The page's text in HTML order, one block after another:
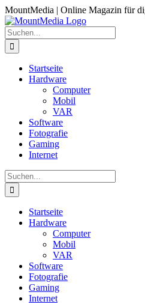
Zum
Inhalt
springen
MountMedia | Online Magazin für
Suche
nach:
Startseite
Hardware
Computer
Mobil
VAR
Software
Fotografie
Gaming
Internet
Suche
nach:
Startseite
Hardware
Computer
Mobil
VAR
Software
Fotografie
Gaming
Internet